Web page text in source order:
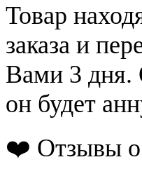
Товар
заказа и
Вами 3 дня.
он будет
❤️ Отзывы